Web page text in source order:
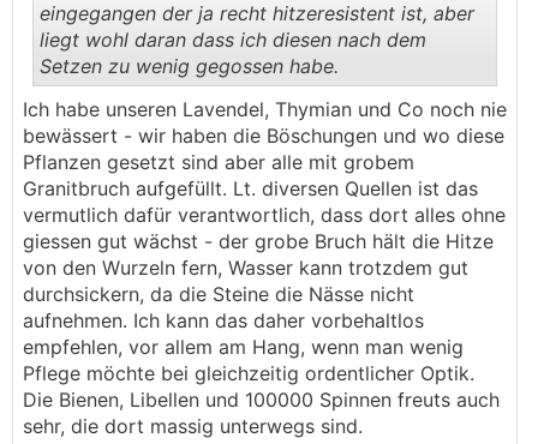
..
eingegangen der ja recht hitzeresistent ist, aber
liegt wohl daran dass ich diesen nach dem
Setzen zu wenig gegossen habe.
Ich habe unseren Lavendel, Thymian und Co noch nie
bewässert - wir haben die Böschungen und wo diese
Pflanzen gesetzt sind aber alle mit grobem
Granitbruch aufgefüllt. Lt. diversen Quellen ist das
vermutlich dafür verantwortlich, dass dort alles ohne
giessen gut wächst - der grobe Bruch hält die Hitze
von den Wurzeln fern, Wasser kann trotzdem gut
durchsickern, da die Steine die Nässe nicht
aufnehmen. Ich kann das daher vorbehaltlos
empfehlen, vor allem am Hang, wenn man wenig
Pflege möchte bei gleichzeitig ordentlicher Optik.
Die Bienen, Libellen und 100000 Spinnen freuts auch
sehr, die dort massig unterwegs sind.